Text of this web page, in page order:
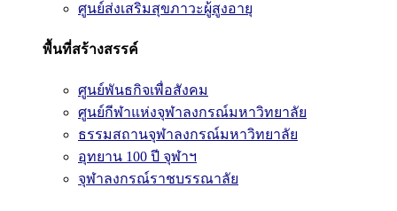
ศูนย์ส่งเสริมสุขภาวะผู้สูงอายุ
พื้นที่สร้างสรรค์
ศูนย์พันธกิจเพื่อสังคม
ศูนย์กีฬาแห่งจุฬาลงกรณ์มหาวิทยาลัย
ธรรมสถานจุฬาลงกรณ์มหาวิทยาลัย
อุทยาน 100 ปี จุฬาฯ
จุฬาลงกรณ์ราชบรรณาลัย